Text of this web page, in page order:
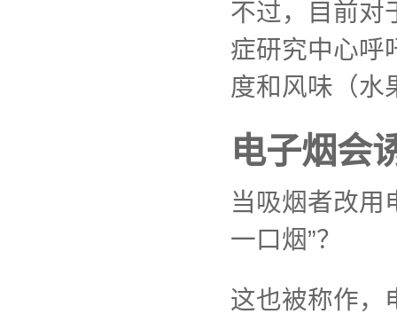
不过，目前对
症研究中心呼
度和风味（水
电子烟会
当吸烟者改用
一口烟”？
这也被称作，